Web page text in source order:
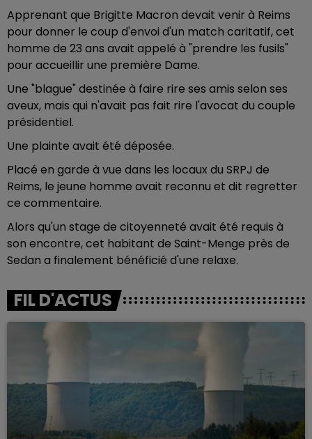
Apprenant que Brigitte Macron devait venir à Reims
pour donner le coup d'envoi d'un match caritatif, cet
homme de 23 ans avait appelé à "prendre les fusils"
pour accueillir une première Dame.
Une "blague" destinée à faire rire ses amis selon ses
aveux, mais qui n'avait pas fait rire l'avocat du couple
présidentiel.
Une plainte avait été déposée.
Placé en garde à vue dans les locaux du SRPJ de
Reims, le jeune homme avait reconnu et dit regretter
ce commentaire.
Alors qu'un stage de citoyenneté avait été requis à
son encontre, cet habitant de Saint-Menge près de
Sedan a finalement bénéficié d'une relaxe.
FIL D'ACTUS